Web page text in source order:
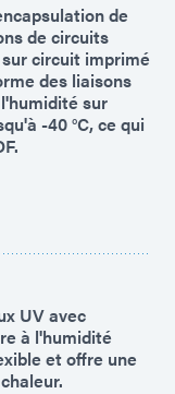
de
de circuits
circuit imprimé
des liaisons
sur
-40 °C, ce qui
UV avec
à l'humidité
et offre une